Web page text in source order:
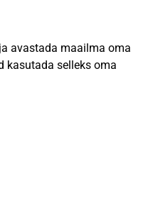
avastada maailma oma
kasutada selleks oma